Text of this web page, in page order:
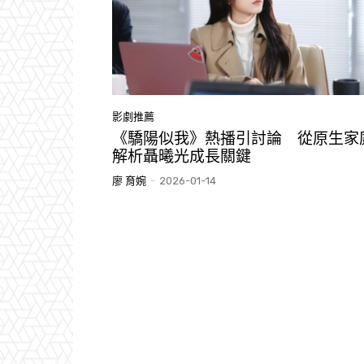
影劇推薦
《驕陽似我》熱播引討論 從原生家
解析聶曦光成長關鍵
廖 育婉 - 2026-01-14